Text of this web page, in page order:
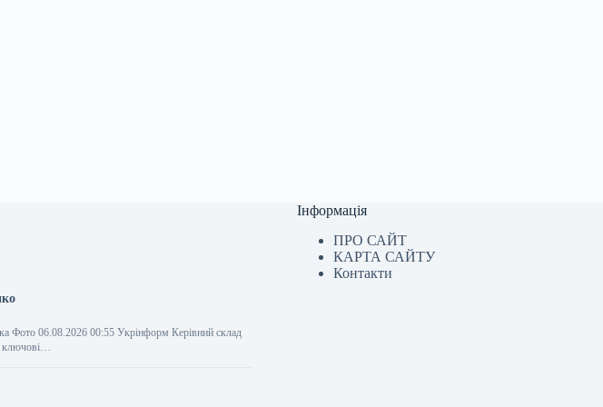
Фото 06.08.2026 00:55 Укрінформ Керівний склад
ключові…
Інформація
ПРО САЙТ
КАРТА САЙТУ
Контакти